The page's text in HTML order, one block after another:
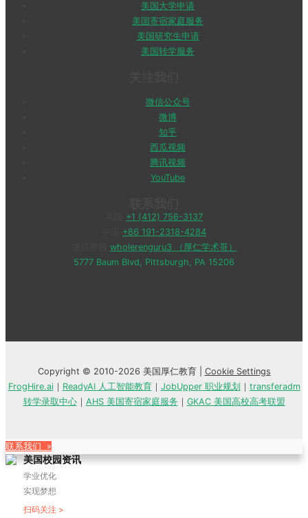
美国大学申请
美国寄宿家庭服务
美国研究生申请
美国转学服务
微信公众号
微博
知乎
西瓜视频
腾讯视频
YouTube
+1 (412) 756-3137
+86 191-2318-4284
wholerenguru3 （厚仁学术哥）
5777 Baum Blvd, Pittsburgh, PA 15206
Copyright © 2010-2026 美国厚仁教育 | Cookie Settings
FrogHire.ai｜ ReadyAI 人工智能教育｜ JobUpper 职业规划 ｜ transferadm
转学录取中心｜ AHS 美国寄宿家庭服务 ｜ GKAC 美国高校高考联盟
联系我们 »
美国校园资讯
学业优化
实现梦想
扫码关注 >